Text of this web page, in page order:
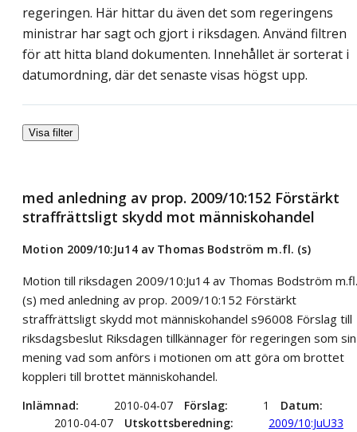
regeringen. Här hittar du även det som regeringens
ministrar har sagt och gjort i riksdagen. Använd filtren
för att hitta bland dokumenten. Innehållet är sorterat i
datumordning, där det senaste visas högst upp.
Visa filter
med anledning av prop. 2009/10:152 Förstärkt
straffrättsligt skydd mot människohandel
Motion 2009/10:Ju14 av Thomas Bodström m.fl. (s)
Motion till riksdagen 2009/10:Ju14 av Thomas Bodström m.fl.
(s) med anledning av prop. 2009/10:152 Förstärkt
straffrättsligt skydd mot människohandel s96008 Förslag till
riksdagsbeslut Riksdagen tillkännager för regeringen som sin
mening vad som anförs i motionen om att göra om brottet
koppleri till brottet människohandel.
Inlämnad 2010-04-07 Förslag 1
Datum
2010-04-07
Utskottsberedning
2009/10:JuU33